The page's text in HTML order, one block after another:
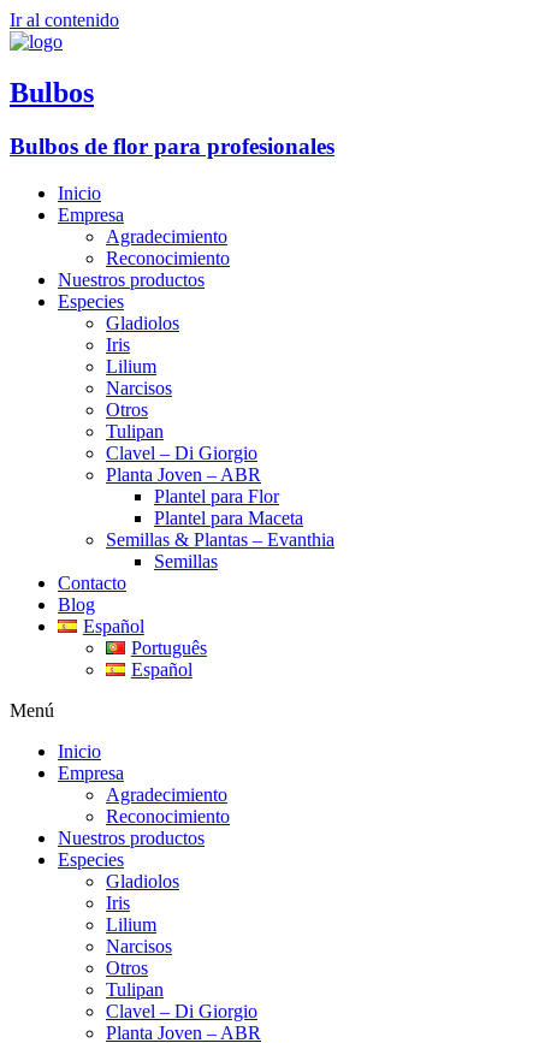
Ir al contenido
Bulbos
Bulbos de flor para profesionales
Inicio
Empresa
Agradecimiento
Reconocimiento
Nuestros productos
Especies
Gladiolos
Iris
Lilium
Narcisos
Otros
Tulipan
Clavel – Di Giorgio
Planta Joven – ABR
Plantel para Flor
Plantel para Maceta
Semillas & Plantas – Evanthia
Semillas
Contacto
Blog
Español
Português
Español
Menú
Inicio
Empresa
Agradecimiento
Reconocimiento
Nuestros productos
Especies
Gladiolos
Iris
Lilium
Narcisos
Otros
Tulipan
Clavel – Di Giorgio
Planta Joven – ABR